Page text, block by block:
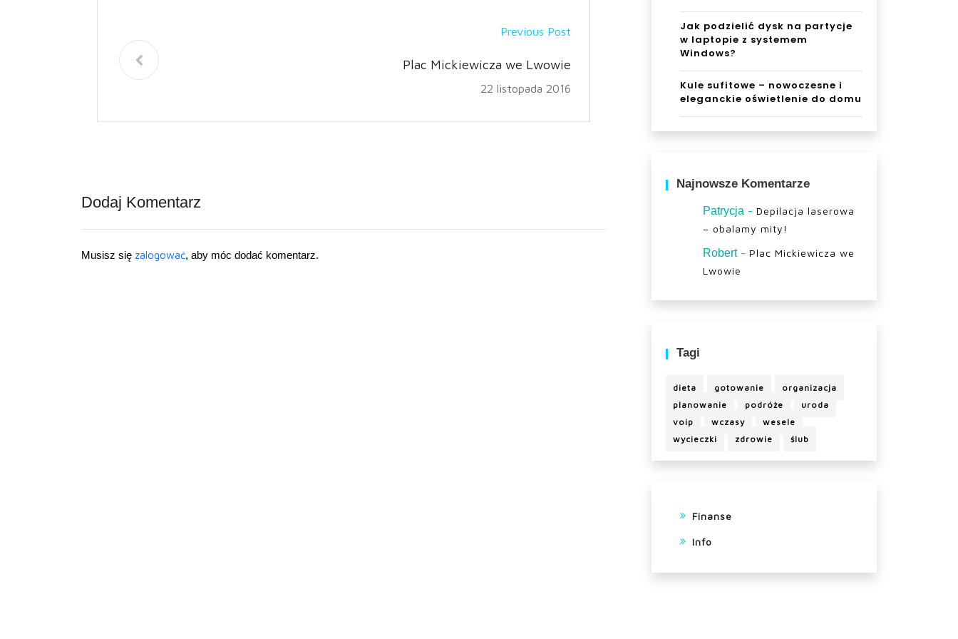
Previous Post
Plac Mickiewicza we Lwowie
22 listopada 2016
Dodaj Komentarz
Musisz się zalogować, aby móc dodać komentarz.
Jak podzielić dysk na partycje
w laptopie z systemem
Windows?
Kule sufitowe – nowoczesne i
eleganckie oświetlenie do domu
Najnowsze Komentarze
Patrycja - Depilacja laserowa
– obalamy mity!
Robert- Plac Mickiewicza we
Lwowie
Tagi
dieta gotowanie
organizacja
planowanie
podróże
uroda
voip
wczasy
wesele
wycieczki
zdrowie ślub
Finanse
Info